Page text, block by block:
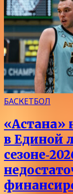
БАСКЕТБОЛ
«Астана»
в Единой